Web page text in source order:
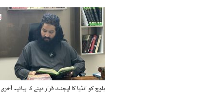
بلوچ کو انڈیا کا ایجنٹ قرار دینے کا بیانیہ آخری